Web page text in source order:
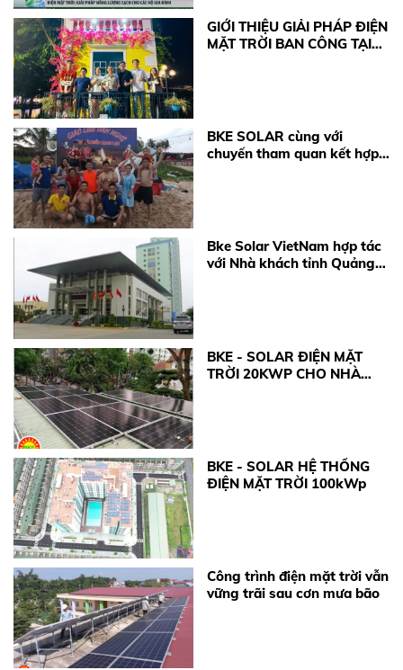
GIỚI THIỆU GIẢI PHÁP ĐIỆN
MẶT TRỜI BAN CÔNG TẠI
BKE SOLAR cùng với
chuyến tham quan kết hợp
Bke Solar VietNam hợp tác
với Nhà khách tỉnh Quảng
BKE - SOLAR ĐIỆN MẶT
TRỜI 20KWP CHO NHÀ
BKE - SOLAR HỆ THỐNG
ĐIỆN MẶT TRỜI 100kWp
Công trình điện mặt trời vẫn
vững trãi sau cơn mưa bão